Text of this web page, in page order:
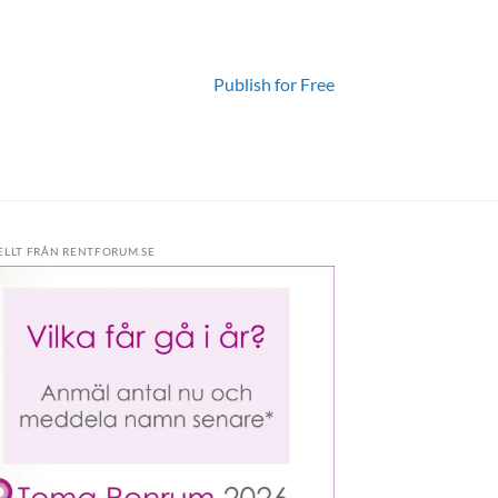
Publish for Free
FRÅN RENTFORUM.SE